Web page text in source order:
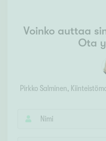
Voinko auttaa
Ota
Pirkko Salminen,